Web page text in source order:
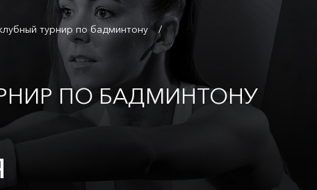
турнир по бадминтону
ПО БАДМИНТОНУ